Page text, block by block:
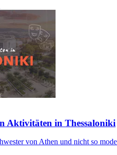
Aktivitäten in Thessaloniki
von Athen und nicht so